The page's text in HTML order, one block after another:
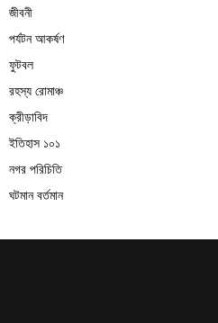
জীবনী
পর্যটন আকর্ষণ
ফুটবল
রহস্য রোমাঞ্চ
ক্রীড়াবিদ
ইতিহাস ১০১
নগর পরিচিতি
ঘটমান বর্তমান